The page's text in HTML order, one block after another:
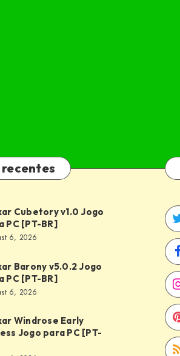
Cubetory v1.0 Jogo
PC [PT-BR]
6, 2026
Barony v5.0.2 Jogo
PC [PT-BR]
6, 2026
Windrose Early
Jogo para PC [PT-